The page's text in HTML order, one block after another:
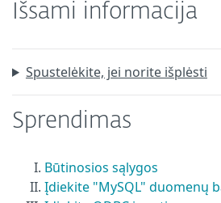
Išsami informacija
Spustelėkite, jei norite išplėsti
Sprendimas
Būtinosios sąlygos
Įdiekite "MySQL" duomenų